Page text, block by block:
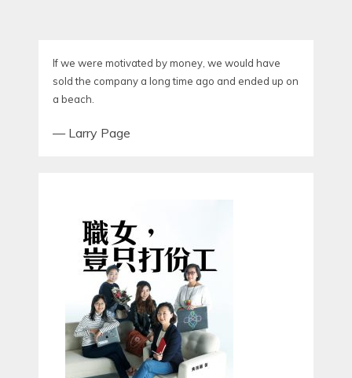
If we were motivated by money, we would have
sold the company a long time ago and ended up on
a beach.
— Larry Page